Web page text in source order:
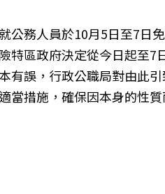
公務人員於10月5日至7日
特區政府決定從今日起至
有誤，行政公職局對由此
當措施，確保因本身的性